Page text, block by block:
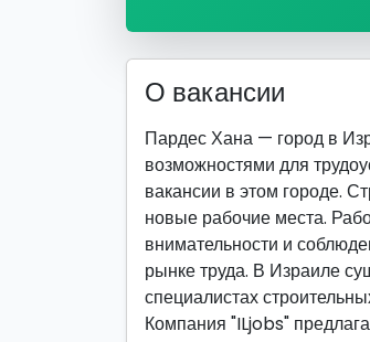
О вакансии
Пардес Хана — город в
возможностями для
вакансии в этом городе.
новые рабочие места.
внимательности и
рынке труда. В Израиле
специалистах
Компания "ILjobs"